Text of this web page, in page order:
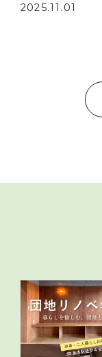
2025.11.01